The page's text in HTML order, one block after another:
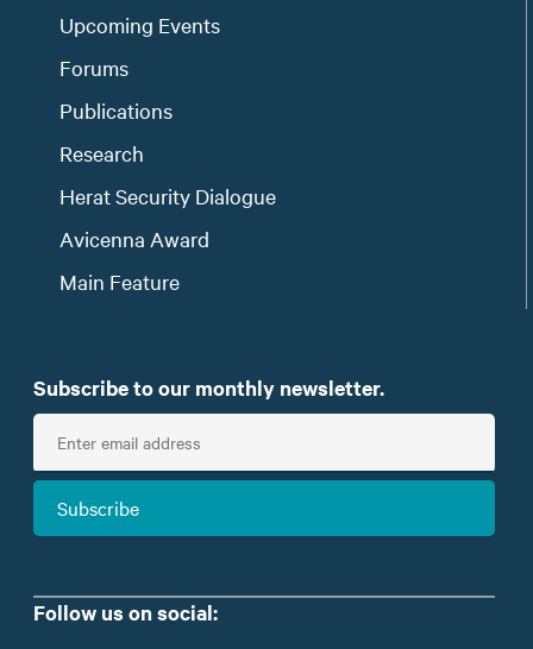
Upcoming Events
Forums
Publications
Research
Herat Security Dialogue
Avicenna Award
Main Feature
Subscribe to our monthly newsletter.
E
t
m
Subscribe
Follow us on social: